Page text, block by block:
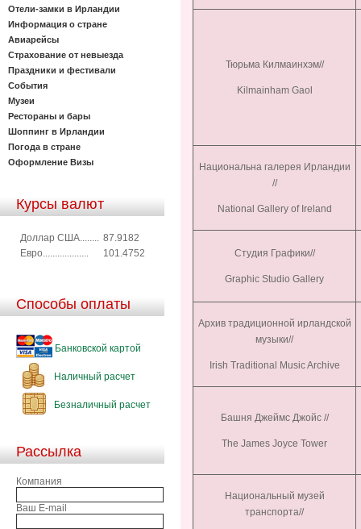
Отели-замки в Ирландии
Информация о стране
Авиарейсы
Страхование от невыезда
Праздники и фестивали
События
Музеи
Рестораны и бары
Шоппинг в Ирландии
Погода в стране
Оформление Визы
Курсы валют
Доллар США........ 87.9182
Евро...................
101.4752
Способы оплаты
Банковской картой
Наличный расчет
Безналичный расчет
Рассылка
Компания
Ваш E-mail
Тюрьма Килмаинхэм//
Kilmainham Gaol
Национальна галерея Ирландии
//
National Gallery of Ireland
Студия Графики//
Graphic Studio Gallery
Архив традиционной ирландской
музыки//
Irish Traditional Music Archive
Башня Джеймс Джойс //
The James Joyce Tower
Национальный музей
транспорта//